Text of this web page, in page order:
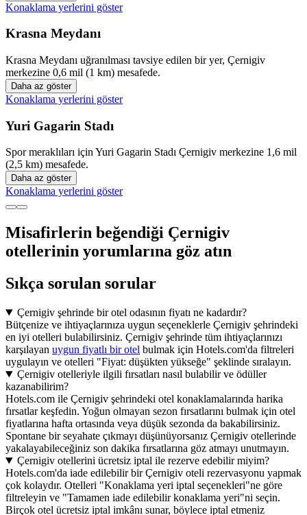
Konaklama yerlerini göster
Krasna Meydanı
Krasna Meydanı uğranılması tavsiye edilen bir yer, Çernigiv
merkezine 0,6 mil (1 km) mesafede.
Daha az göster
Konaklama yerlerini göster
Yuri Gagarin Stadı
Spor meraklıları için Yuri Gagarin Stadı Çernigiv merkezine 1,6 mil
(2,5 km) mesafede.
Daha az göster
Konaklama yerlerini göster
Misafirlerin beğendiği Çernigiv
otellerinin yorumlarına göz atın
Sıkça sorulan sorular
Çernigiv şehrinde bir otel odasının fiyatı ne kadardır?
Bütçenize ve ihtiyaçlarınıza uygun seçeneklerle Çernigiv şehrindeki
en iyi otelleri bulabilirsiniz. Çernigiv şehrinde tüm ihtiyaçlarınızı
karşılayan uygun fiyatlı bir otel bulmak için Hotels.com'da filtreleri
uygulayın ve otelleri "Fiyat: düşükten yükseğe" şeklinde sıralayın.
Çernigiv otelleriyle ilgili fırsatları nasıl bulabilir ve ödüller
kazanabilirim?
Hotels.com ile Çernigiv şehrindeki otel konaklamalarında harika
fırsatlar keşfedin. Yoğun olmayan sezon fırsatlarını bulmak için otel
fiyatlarına hafta ortasında veya düşük sezonda da bakabilirsiniz.
Spontane bir seyahate çıkmayı düşünüyorsanız Çernigiv otellerinde
yakalayabileceğiniz son dakika fırsatlarına göz atmayı unutmayın.
Çernigiv otellerini ücretsiz iptal ile rezerve edebilir miyim?
Hotels.com'da iade edilebilir bir Çernigiv oteli rezervasyonu yapmak
çok kolaydır. Otelleri "Konaklama yeri iptal seçenekleri"ne göre
filtreleyin ve "Tamamen iade edilebilir konaklama yeri"ni seçin.
Birçok otel ücretsiz iptal imkânı sunar, böylece iptal etmeniz